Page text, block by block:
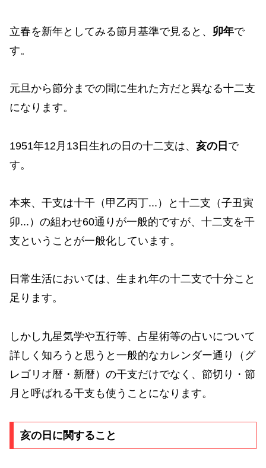
立春を新年としてみる節月基準で見ると、 卯年で
す。
元旦から節分までの間に生れた方だと異なる十二支
になります。
1951年12月13日生れの日の十二支は、 亥の日 で
す。
本来、干支は十干（甲乙丙丁...）と十二支（子丑寅
卯...）の組わせ60通りが一般的ですが、十二支を干
支ということが一般化しています。
日常生活においては、生まれ年の十二支で十分こと
足ります。
しかし九星気学や五行等、占星術等の占いについて
詳しく知ろうと思うと一般的なカレンダー通り（グ
レゴリオ暦・新暦）の干支だけでなく、節切り・節
月と呼ばれる干支も使うことになります。
亥の日に関すること